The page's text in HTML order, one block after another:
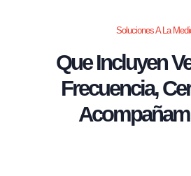
Soluciones A La
Que Incluyen
Frecuencia,